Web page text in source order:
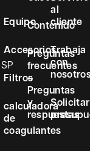
Equipo
Accesorios
Filtros
calculadora
de
coagulantes
Contenido
Preguntas
frecuentes
–
Preguntas
y
respuestas
al
cliente
Trabaja
con
Solicitar